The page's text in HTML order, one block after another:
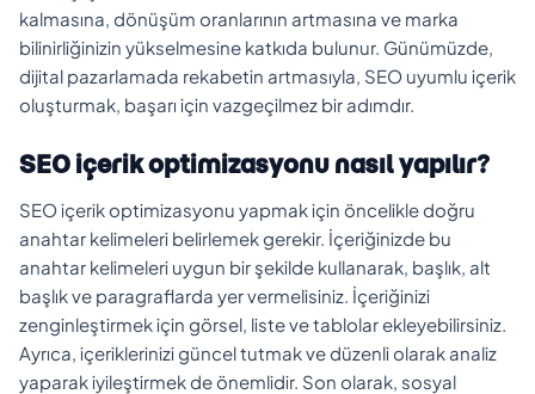
kalmasına, dönüşüm oranlarının artmasına ve marka
bilinirliğinizin yükselmesine katkıda bulunur. Günümüzde,
dijital pazarlamada rekabetin artmasıyla, SEO uyumlu içerik
oluşturmak, başarı için vazgeçilmez bir adımdır.
SEO içerik optimizasyonu nasıl yapılır?
SEO içerik optimizasyonu yapmak için öncelikle doğru
anahtar kelimeleri belirlemek gerekir. İçeriğinizde bu
anahtar kelimeleri uygun bir şekilde kullanarak, başlık, alt
başlık ve paragraflarda yer vermelisiniz. İçeriğinizi
zenginleştirmek için görsel, liste ve tablolar ekleyebilirsiniz.
Ayrıca, içeriklerinizi güncel tutmak ve düzenli olarak analiz
yaparak iyileştirmek de önemlidir. Son olarak, sosyal